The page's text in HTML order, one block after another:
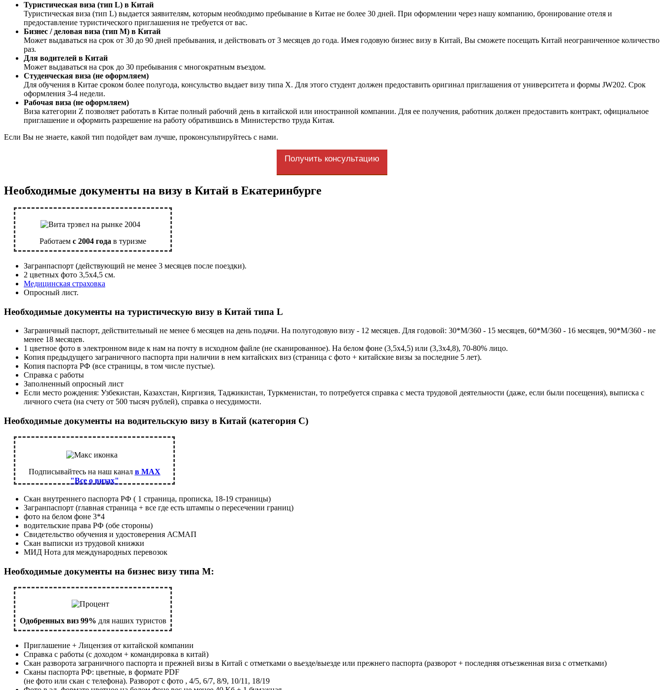
Туристическая виза (тип L) в Китай
Туристическая виза (тип L) выдается заявителям, которым необходимо пребывание в Китае не более 30 дней. При оформлении через нашу компанию, бронирование отеля и
предоставление туристического приглашения не требуется от вас.
Бизнес / деловая виза (тип М) в Китай
Может выдаваться на срок от 30 до 90 дней пребывания, и действовать от 3 месяцев до года. Имея годовую бизнес визу в Китай, Вы сможете посещать Китай неограниченное количество
раз.
Для водителей в Китай
Может выдаваться на срок до 30 пребывания с многократным въездом.
Студенческая виза (не оформляем)
Для обучения в Китае сроком более полугода, консульство выдает визу типа X. Для этого студент должен предоставить оригинал приглашения от университета и формы JW202. Срок
оформления 3-4 недели.
Рабочая виза (не оформляем)
Виза категории Z позволяет работать в Китае полный рабочий день в китайской или иностранной компании. Для ее получения, работник должен предоставить контракт, официальное
приглашение и оформить разрешение на работу обратившись в Министерство труда Китая.
Если Вы не знаете, какой тип подойдет вам лучше, проконсультируйтесь с нами.
Получить консультацию
Необходимые документы на визу в Китай в Екатеринбурге
Работаем с 2004 года в туризме
Загранпаспорт (действующий не менее 3 месяцев после поездки).
2 цветных фото 3,5х4,5 см.
Медицинская страховка
Опросный лист.
Необходимые документы на туристическую визу в Китай типа L
Заграничный паспорт, действительный не менее 6 месяцев на день подачи. На полугодовую визу - 12 месяцев. Для годовой: 30*М/360 - 15 месяцев, 60*М/360 - 16 месяцев, 90*М/360 - не
менее 18 месяцев.
1 цветное фото в электронном виде к нам на почту в исходном файле (не сканированное). На белом фоне (3,5х4,5) или (3,3х4,8), 70-80% лицо.
Копия предыдущего заграничного паспорта при наличии в нем китайских виз (страница с фото + китайские визы за последние 5 лет).
Копия паспорта РФ (все страницы, в том числе пустые).
Справка с работы
Заполненный опросный лист
Если место рождения: Узбекистан, Казахстан, Киргизия, Таджикистан, Туркменистан, то потребуется справка с места трудовой деятельности (даже, если были посещения), выписка с
личного счета (на счету от 500 тысяч рублей), справка о несудимости.
Необходимые документы на водительскую визу в Китай (категория C)
Подписывайтесь на наш канал в MAX
"Все о визах"
Скан внутреннего паспорта РФ ( 1 страница, прописка, 18-19 страницы)
Загранпаспорт (главная страница + все где есть штампы о пересечении границ)
фото на белом фоне 3*4
водительские права РФ (обе стороны)
Свидетельство обучения и удостоверения АСМАП
Скан выписки из трудовой книжки
МИД Нота для международных перевозок
Необходимые документы на бизнес визу типа М:
Одобренных виз 99% для наших туристов
Приглашение + Лицензия от китайской компании
Справка с работы (с доходом + командировка в китай)
Скан разворота заграничного паспорта и прежней визы в Китай с отметками о вьезде/выезде или прежнего паспорта (разворот + последняя отъезженная виза с отметками)
Сканы паспорта РФ: цветные, в формате PDF
(не фото или скан с телефона). Разворот с фото , 4/5, 6/7, 8/9, 10/11, 18/19